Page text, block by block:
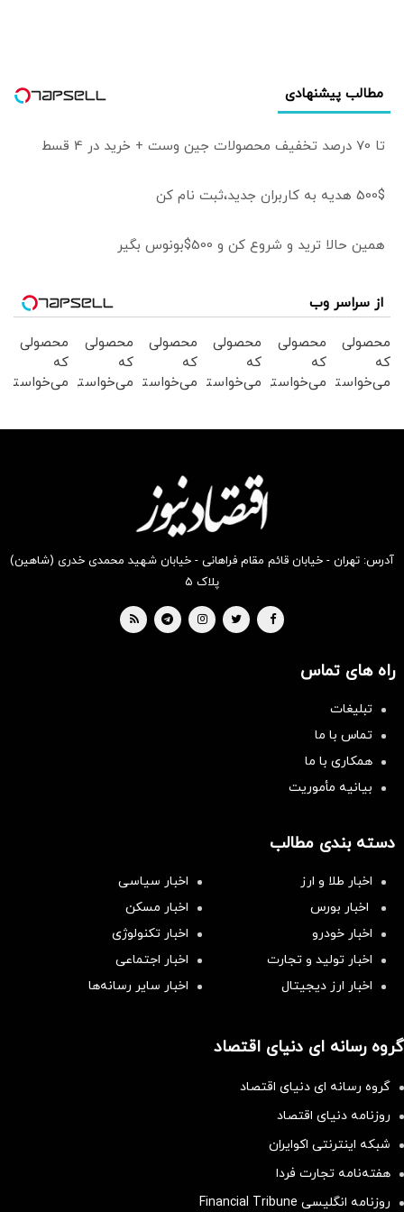
مطالب پیشنهادی
تا 70 درصد تخفیف محصولات جین وست + خرید در 4 قسط
500$ هدیه به کاربران جدید،ثبت نام کن
همین حالا ترید و شروع کن و 500$بونوس بگیر
از سراسر وب
محصولی
که
می‌خواستی
محصولی
که
می‌خواستی
محصولی
که
می‌خواستی
بخر !
محصولی
که
می‌خواستی
بخر !
محصولی
که
می‌خواستی
محصولی
که
می‌خواستی
آدرس: تهران - خیابان قائم مقام فراهانی - خیابان شهید محمدی خدری (شاهین)
پلاک ۵
راه های تماس
تبلیغات
تماس با ما
همکاری با ما
بیانیه مأموریت
دسته بندی مطالب
اخبار طلا و ارز
اخبار سیاسی
اخبار بورس
اخبار مسکن
اخبار خودرو
اخبار تکنولوژی
اخبار تولید و تجارت
اخبار اجتماعی
اخبار ارز دیجیتال
اخبار سایر رسانه‌‌ها
گروه رسانه ای دنیای اقتصاد
گروه رسانه ای دنیای اقتصاد
روزنامه دنیای اقتصاد
شبکه اینترنتی اکوایران
هفته‌نامه تجارت فردا
روزنامه انگلیسی Financial Tribune